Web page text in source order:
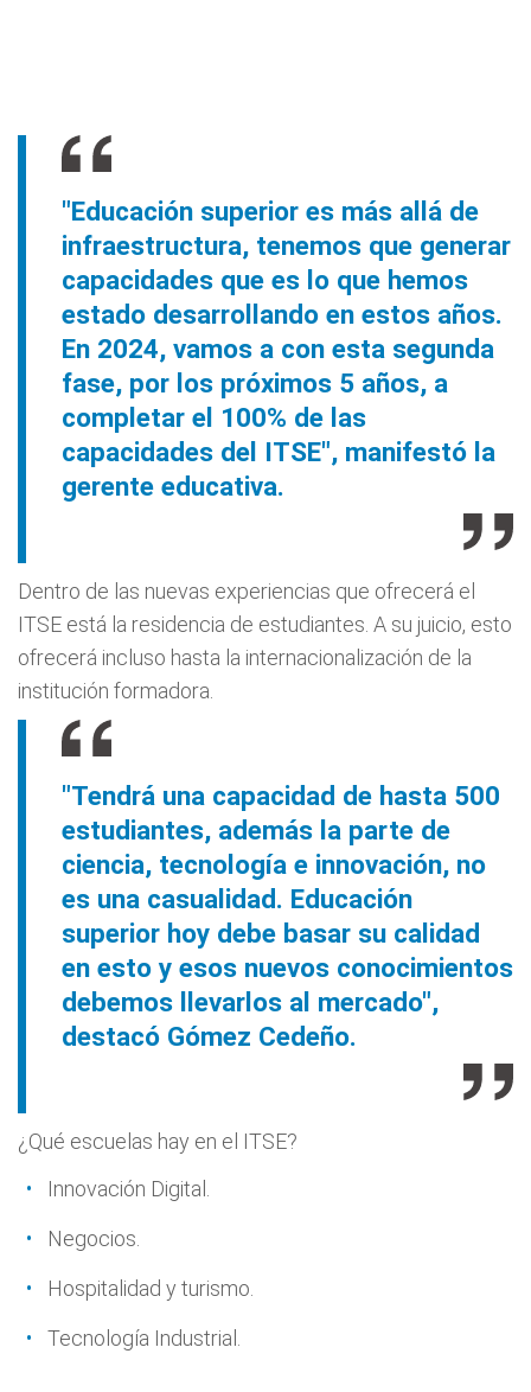
"Educación superior es más allá de
infraestructura, tenemos que generar
capacidades que es lo que hemos
estado desarrollando en estos años.
En 2024, vamos a con esta segunda
fase, por los próximos 5 años, a
completar el 100% de las
capacidades del ITSE", manifestó la
gerente educativa.
Dentro de las nuevas experiencias que ofrecerá el
ITSE está la residencia de estudiantes. A su juicio, esto
ofrecerá incluso hasta la internacionalización de la
institución formadora.
"Tendrá una capacidad de hasta 500
estudiantes, además la parte de
ciencia, tecnología e innovación, no
es una casualidad. Educación
superior hoy debe basar su calidad
en esto y esos nuevos conocimientos
debemos llevarlos al mercado",
destacó Gómez Cedeño.
¿Qué escuelas hay en el ITSE?
Innovación Digital.
Negocios.
Hospitalidad y turismo.
Tecnología Industrial.